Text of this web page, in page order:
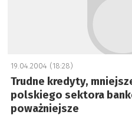
19.04.2004 (18:28)
Trudne kredyty,
polskiego sektora
poważniejsze